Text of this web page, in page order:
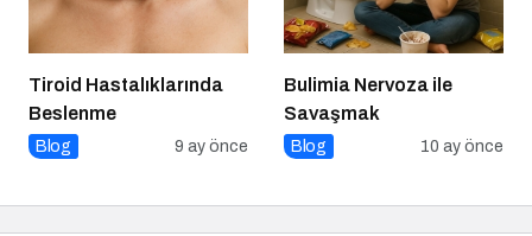
Tiroid Hastalıklarında
Beslenme
Blog 9 ay önce
Bulimia Nervoza ile
Savaşmak
Blog 10 ay önce